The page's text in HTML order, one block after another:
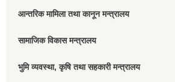
आन्तरिक मामिला तथा कानून मन्त्रालय
सामाजिक विकास मन्त्रालय
भुमि व्यवस्था, कृषि तथा सहकारी मन्त्रालय